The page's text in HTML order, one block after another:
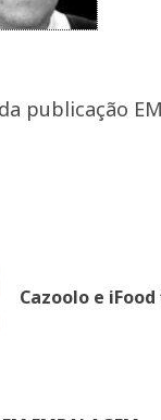
publicação
Cazoolo e